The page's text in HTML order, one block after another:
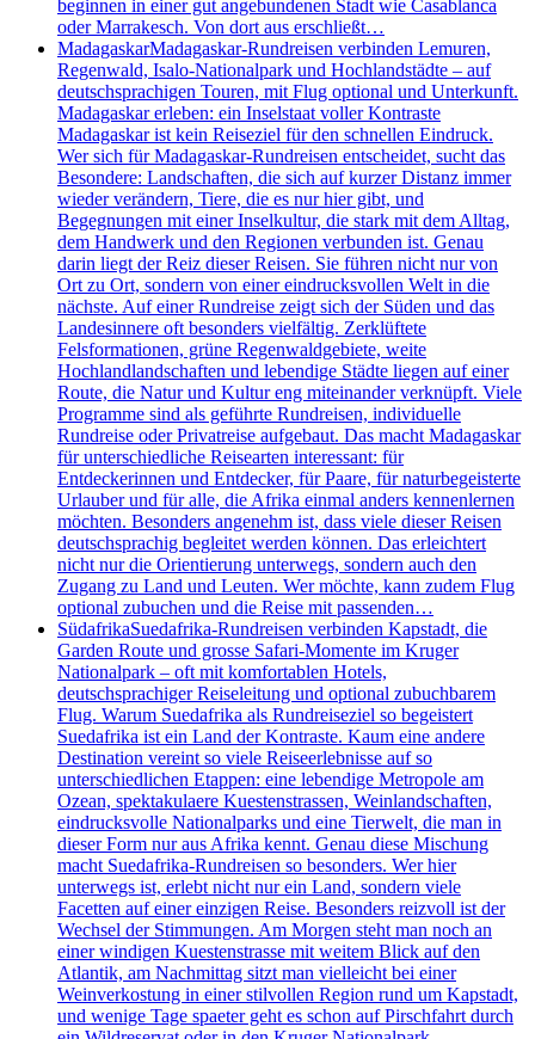
beginnen in einer gut angebundenen Stadt wie Casablanca
oder Marrakesch. Von dort aus erschließt…
MadagaskarMadagaskar-Rundreisen verbinden Lemuren,
Regenwald, Isalo-Nationalpark und Hochlandstädte – auf
deutschsprachigen Touren, mit Flug optional und Unterkunft.
Madagaskar erleben: ein Inselstaat voller Kontraste
Madagaskar ist kein Reiseziel für den schnellen Eindruck.
Wer sich für Madagaskar-Rundreisen entscheidet, sucht das
Besondere: Landschaften, die sich auf kurzer Distanz immer
wieder verändern, Tiere, die es nur hier gibt, und
Begegnungen mit einer Inselkultur, die stark mit dem Alltag,
dem Handwerk und den Regionen verbunden ist. Genau
darin liegt der Reiz dieser Reisen. Sie führen nicht nur von
Ort zu Ort, sondern von einer eindrucksvollen Welt in die
nächste. Auf einer Rundreise zeigt sich der Süden und das
Landesinnere oft besonders vielfältig. Zerklüftete
Felsformationen, grüne Regenwaldgebiete, weite
Hochlandlandschaften und lebendige Städte liegen auf einer
Route, die Natur und Kultur eng miteinander verknüpft. Viele
Programme sind als geführte Rundreisen, individuelle
Rundreise oder Privatreise aufgebaut. Das macht Madagaskar
für unterschiedliche Reisearten interessant: für
Entdeckerinnen und Entdecker, für Paare, für naturbegeisterte
Urlauber und für alle, die Afrika einmal anders kennenlernen
möchten. Besonders angenehm ist, dass viele dieser Reisen
deutschsprachig begleitet werden können. Das erleichtert
nicht nur die Orientierung unterwegs, sondern auch den
Zugang zu Land und Leuten. Wer möchte, kann zudem Flug
optional zubuchen und die Reise mit passenden…
SüdafrikaSuedafrika-Rundreisen verbinden Kapstadt, die
Garden Route und grosse Safari-Momente im Kruger
Nationalpark – oft mit komfortablen Hotels,
deutschsprachiger Reiseleitung und optional zubuchbarem
Flug. Warum Suedafrika als Rundreiseziel so begeistert
Suedafrika ist ein Land der Kontraste. Kaum eine andere
Destination vereint so viele Reiseerlebnisse auf so
unterschiedlichen Etappen: eine lebendige Metropole am
Ozean, spektakulaere Kuestenstrassen, Weinlandschaften,
eindrucksvolle Nationalparks und eine Tierwelt, die man in
dieser Form nur aus Afrika kennt. Genau diese Mischung
macht Suedafrika-Rundreisen so besonders. Wer hier
unterwegs ist, erlebt nicht nur ein Land, sondern viele
Facetten auf einer einzigen Reise. Besonders reizvoll ist der
Wechsel der Stimmungen. Am Morgen steht man noch an
einer windigen Kuestenstrasse mit weitem Blick auf den
Atlantik, am Nachmittag sitzt man vielleicht bei einer
Weinverkostung in einer stilvollen Region rund um Kapstadt,
und wenige Tage spaeter geht es schon auf Pirschfahrt durch